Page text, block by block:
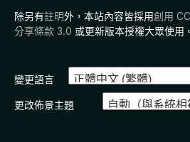
除另有註明外，本站內容皆採用創用
分享條款 3.0 或更新版本授權大眾使用。
變更語言
更改佈景主題